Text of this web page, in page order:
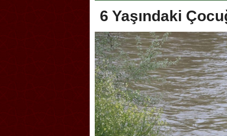
6 Yaşındaki
Güney Kore’den sert karar
Antrenörlüğe ”Hayır”
Galatasaray’dan bakın ne